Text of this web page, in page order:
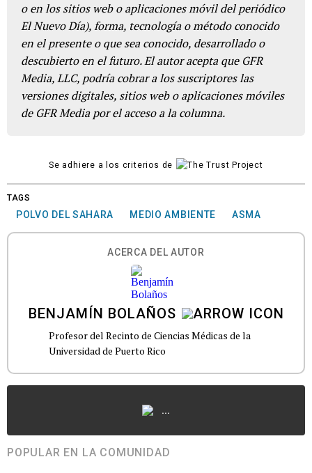
o en los sitios web o aplicaciones móvil del periódico
El Nuevo Día), forma, tecnología o método conocido
en el presente o que sea conocido, desarrollado o
descubierto en el futuro. El autor acepta que GFR
Media, LLC, podría cobrar a los suscriptores las
versiones digitales, sitios web o aplicaciones móviles
de GFR Media por el acceso a la columna.
Se adhiere a los criterios de
TAGS
POLVO DEL SAHARA MEDIO AMBIENTE ASMA
ACERCA DEL AUTOR
BENJAMÍN BOLAÑOS
Profesor del Recinto de Ciencias Médicas de la
Universidad de Puerto Rico
...
POPULAR EN LA COMUNIDAD